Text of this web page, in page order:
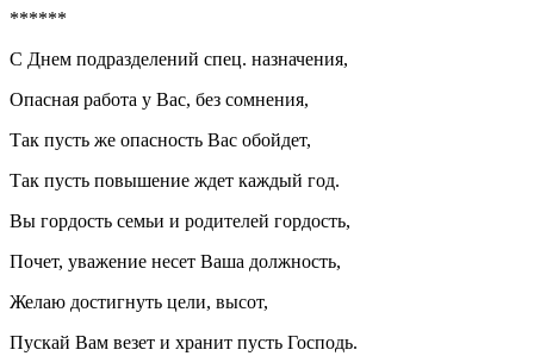
******
С Днем подразделений спец. назначения,
Опасная работа у Вас, без сомнения,
Так пусть же опасность Вас обойдет,
Так пусть повышение ждет каждый год.
Вы гордость семьи и родителей гордость,
Почет, уважение несет Ваша должность,
Желаю достигнуть цели, высот,
Пускай Вам везет и хранит пусть Господь.